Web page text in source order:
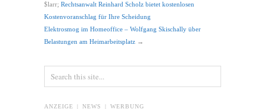
$larr; Rechtsanwalt Reinhard Scholz bietet kostenlosen
Kostenvoranschlag für Ihre Scheidung
Elektrosmog im Homeoffice – Wolfgang Skischally über
Belastungen am Heimarbeitsplatz →
ANZEIGE | NEWS | WERBUNG